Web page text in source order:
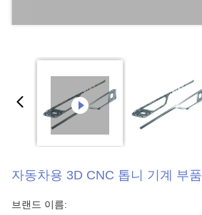
자동차용 3D CNC 톱니 기계 부품
브랜드 이름: